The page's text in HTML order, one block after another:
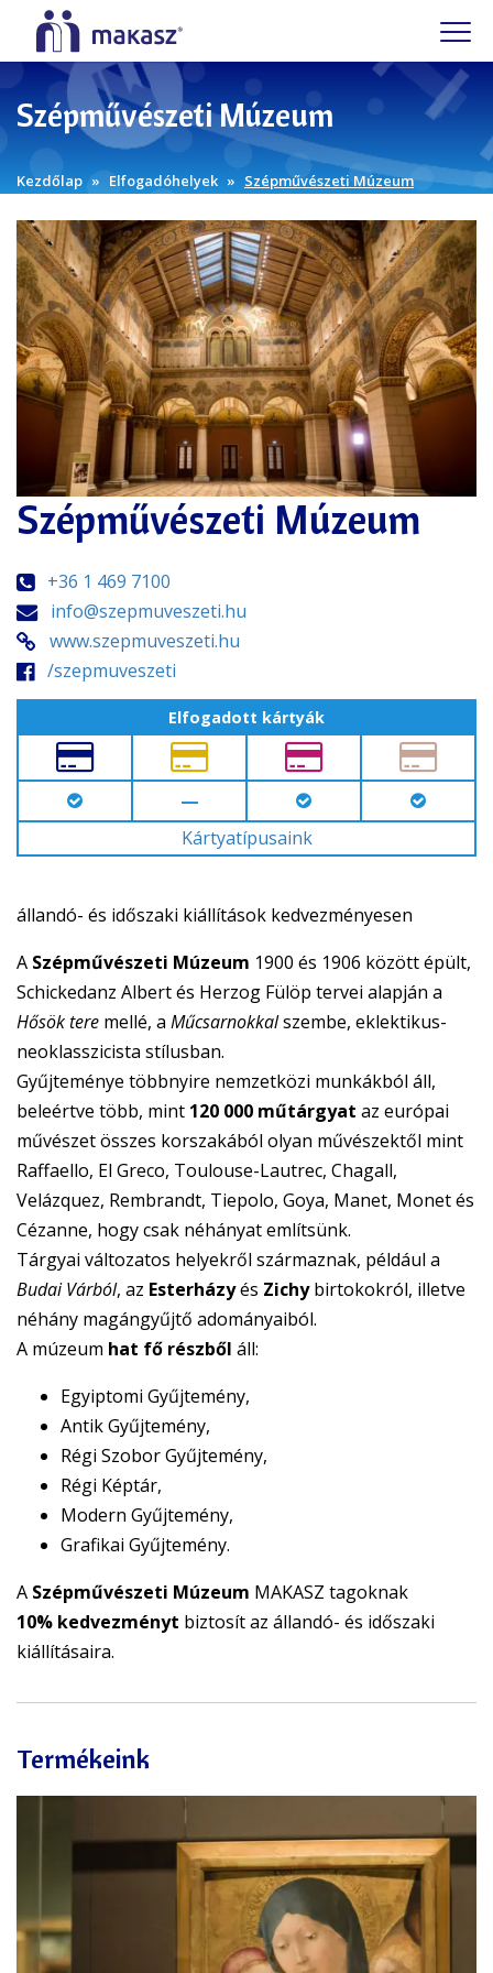
Szépművészeti Múzeum
Kezdőlap Elfogadóhelyek Szépművészeti Múzeum
Szépművészeti Múzeum
+36 1 469 7100
info@szepmuveszeti.hu
www.szepmuveszeti.hu
/szepmuveszeti
Elfogadott kártyák
—
Kártyatípusaink
állandó- és időszaki kiállítások kedvezményesen
A Szépművészeti Múzeum 1900 és 1906 között épült,
Schickedanz Albert és Herzog Fülöp tervei alapján a
Hősök tere mellé, a Műcsarnokkalszembe, eklektikus-
neoklasszicista stílusban.
Gyűjteménye többnyire nemzetközi munkákból áll,
beleértve több, mint 120 000 műtárgyat az európai
művészet összes korszakából olyan művészektől mint
Raffaello, El Greco, Toulouse-Lautrec, Chagall,
Velázquez, Rembrandt, Tiepolo, Goya, Manet, Monet és
Cézanne, hogy csak néhányat említsünk.
Tárgyai változatos helyekről származnak, például a
Budai Várból, az Esterházyés Zichybirtokokról, illetve
néhány magángyűjtő adományaiból.
A múzeum hat fő részből áll:
Egyiptomi Gyűjtemény,
Antik Gyűjtemény,
Régi Szobor Gyűjtemény,
Régi Képtár,
Modern Gyűjtemény,
Grafikai Gyűjtemény.
A Szépművészeti Múzeum MAKASZ tagoknak
10% kedvezményt biztosít az állandó- és időszaki
kiállításaira.
Termékeink